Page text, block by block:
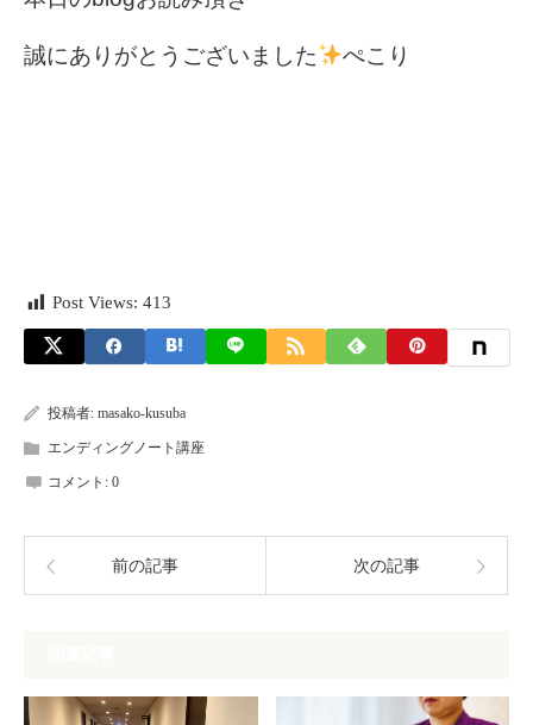
誠にありがとうございました ぺこり
Post Views: 413
投稿者: masako-kusuba
エンディングノート講座
コメント: 0
前の記事 次の記事